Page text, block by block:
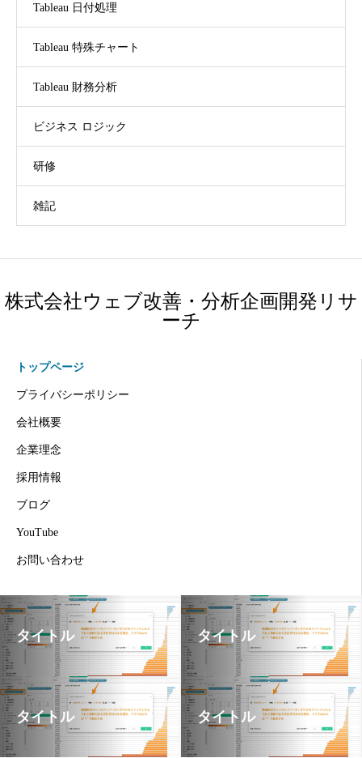
Tableau 日付処理
Tableau 特殊チャート
Tableau 財務分析
ビジネス ロジック
研修
雑記
株式会社ウェブ改善・分析企画開発リサ
ーチ
トップページ
プライバシーポリシー
会社概要
企業理念
採用情報
ブログ
YouTube
お問い合わせ
タイトル タイトル
タイトル タイトル